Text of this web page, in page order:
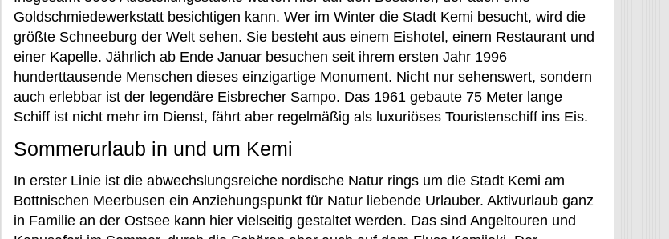
Goldschmiedewerkstatt besichtigen kann. Wer im Winter die Stadt Kemi besucht, wird die
größte Schneeburg der Welt sehen. Sie besteht aus einem Eishotel, einem Restaurant und
einer Kapelle. Jährlich ab Ende Januar besuchen seit ihrem ersten Jahr 1996
hunderttausende Menschen dieses einzigartige Monument. Nicht nur sehenswert, sondern
auch erlebbar ist der legendäre Eisbrecher Sampo. Das 1961 gebaute 75 Meter lange
Schiff ist nicht mehr im Dienst, fährt aber regelmäßig als luxuriöses Touristenschiff ins Eis.
Sommerurlaub in und um Kemi
In erster Linie ist die abwechslungsreiche nordische Natur rings um die Stadt Kemi am
Bottnischen Meerbusen ein Anziehungspunkt für Natur liebende Urlauber. Aktivurlaub ganz
in Familie an der Ostsee kann hier vielseitig gestaltet werden. Das sind Angeltouren und